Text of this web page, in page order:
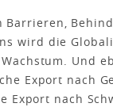
Barrieren,
wird die
Und
Export nach
nach